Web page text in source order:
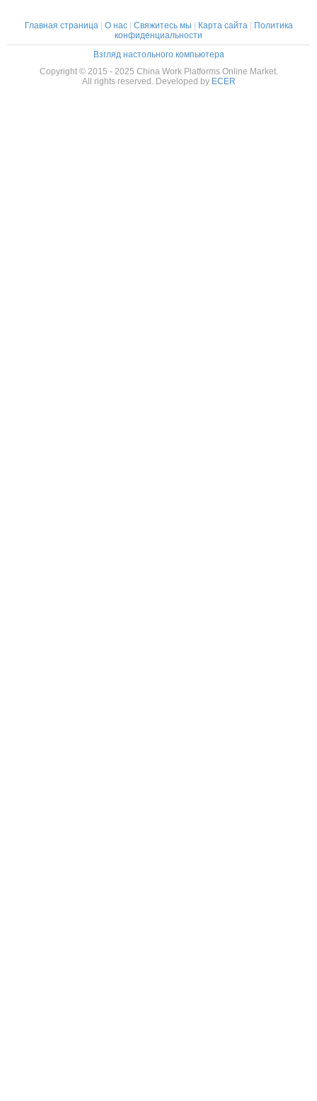
Главная страница| О нас| Свяжитесь мы Карта сайта|
Политика
конфиденциальности
Взгляд настольного компьютера
Copyright © 2015 - 2025 China Work Platforms Online Market.
All rights reserved. Developed by ECER